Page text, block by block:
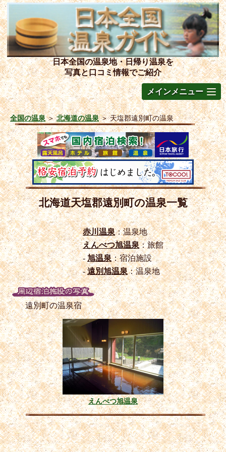
日本全国の温泉地・日帰り温泉を
写真と口コミ情報でご紹介
メインメニュー
全国の温泉＞北海道の温泉＞天塩郡遠別町の温泉
北海道天塩郡遠別町の温泉一覧
赤川温泉：温泉地
えんべつ旭温泉：旅館
-旭温泉：宿泊施設
-遠別旭温泉：温泉地
遠別町の温泉宿
えんべつ旭温泉